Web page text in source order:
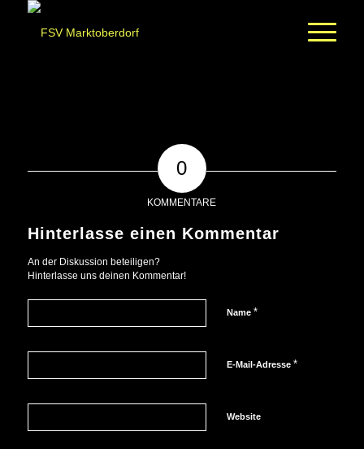
0
KOMMENTARE
Hinterlasse einen Kommentar
An der Diskussion beteiligen?
Hinterlasse uns deinen Kommentar!
Name *
E-Mail-Adresse *
Website